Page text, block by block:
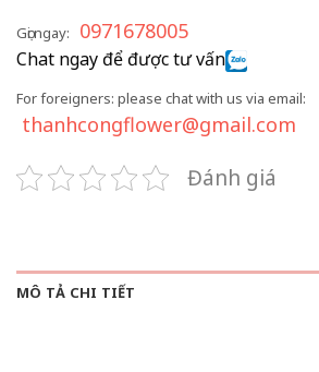
Gọi ngay: 0971678005
Chat ngay để được tư vấn
For foreigners: please chat with us via email:
thanhcongflower@gmail.com
Đánh giá
MÔ TẢ CHI TIẾT